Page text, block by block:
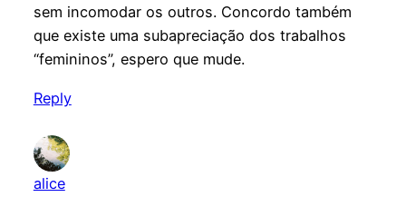
sem incomodar os outros. Concordo também
que existe uma subapreciação dos trabalhos
“femininos”, espero que mude.
Reply
alice